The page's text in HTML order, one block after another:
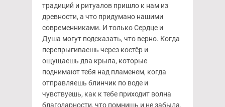
традиций и ритуалов пришло к нам из
древности, а что придумано нашими
современниками. И только Сердце и
Душа могут подсказать, что верно. Когда
перепрыгиваешь через костёр и
ощущаешь два крыла, которые
поднимают тебя над пламенем, когда
отправляешь блинчик по воде и
чувствуешь, как к тебе приходит волна
благодарности, что помнишь и не забыла.